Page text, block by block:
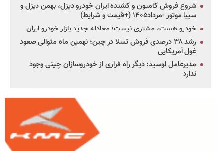
شروع فروش کامیون و کشنده ایران خودرو دیزل، بهمن دیزل و
سیبا موتور -مرداد۱۴۰۵ (+قیمت و شرایط)
خودرو هست، مشتری نیست؛ معادله جدید بازار خودرو ایران
رشد ۳۸ درصدی فروش تسلا در چین؛ نهمین ماه متوالی صعود
غول آمریکایی
مدیرعامل لوسید: دیگر راه فراری از خودروسازان چینی وجود
ندارد